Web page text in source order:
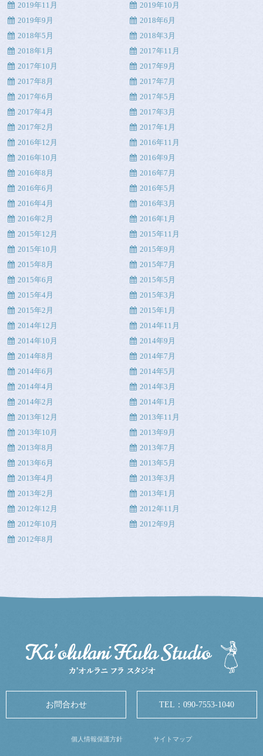
2019年11月
2019年10月
2019年9月
2018年6月
2018年5月
2018年3月
2018年1月
2017年11月
2017年10月
2017年9月
2017年8月
2017年7月
2017年6月
2017年5月
2017年4月
2017年3月
2017年2月
2017年1月
2016年12月
2016年11月
2016年10月
2016年9月
2016年8月
2016年7月
2016年6月
2016年5月
2016年4月
2016年3月
2016年2月
2016年1月
2015年12月
2015年11月
2015年10月
2015年9月
2015年8月
2015年7月
2015年6月
2015年5月
2015年4月
2015年3月
2015年2月
2015年1月
2014年12月
2014年11月
2014年10月
2014年9月
2014年8月
2014年7月
2014年6月
2014年5月
2014年4月
2014年3月
2014年2月
2014年1月
2013年12月
2013年11月
2013年10月
2013年9月
2013年8月
2013年7月
2013年6月
2013年5月
2013年4月
2013年3月
2013年2月
2013年1月
2012年12月
2012年11月
2012年10月
2012年9月
2012年8月
お問合わせ TEL：090-7553-1040
個人情報保護方針 サイトマップ